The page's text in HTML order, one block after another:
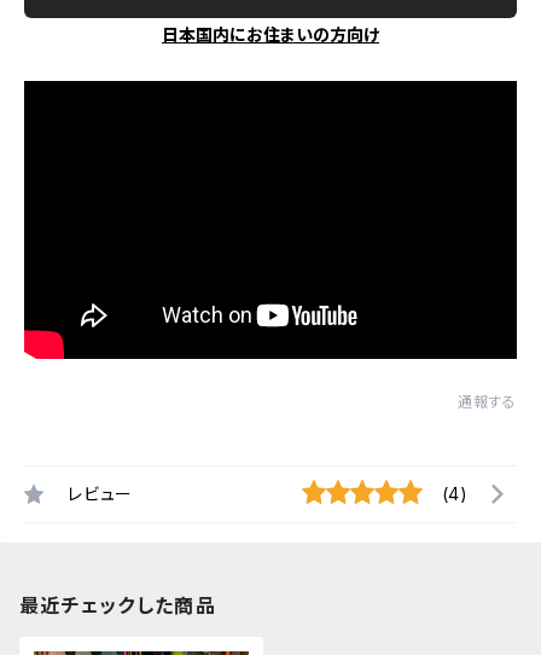
日本国内にお住まいの方向け
通報する
レビュー (4)
最近チェックした商品